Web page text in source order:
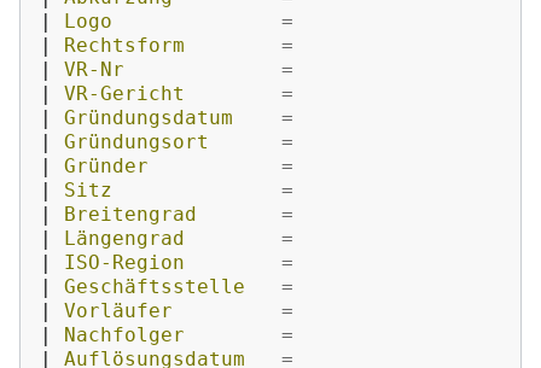
|
Logo =
|
Rechtsform =
|
VR-Nr =
|
VR-Gericht =
|
Gründungsdatum =
|
Gründungsort =
|
Gründer =
|
Sitz =
|
Breitengrad =
|
Längengrad =
|
ISO-Region =
|
Geschäftsstelle =
|
Vorläufer =
|
Nachfolger =
|
Auflösungsdatum =